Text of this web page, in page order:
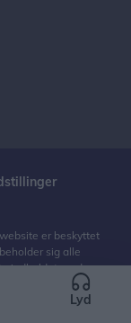
er beskyttet
sig alle
indholdet med
§ 11 b og DSM-
Lyd